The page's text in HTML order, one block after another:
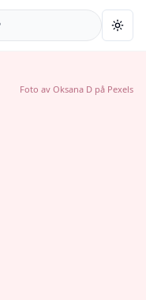
Foto av Oksana D på Pexels